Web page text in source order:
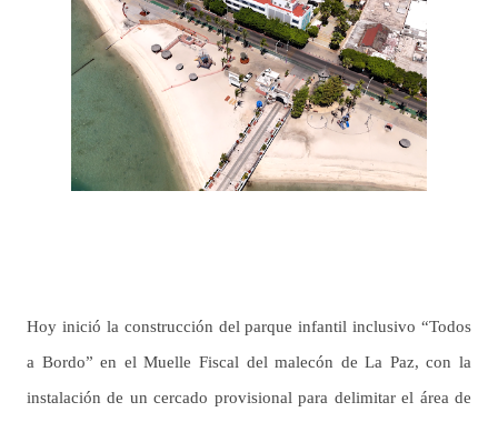
Hoy inició la construcción del parque infantil inclusivo “Todos
a Bordo” en el Muelle Fiscal del malecón de La Paz, con la
instalación de un cercado provisional para delimitar el área de